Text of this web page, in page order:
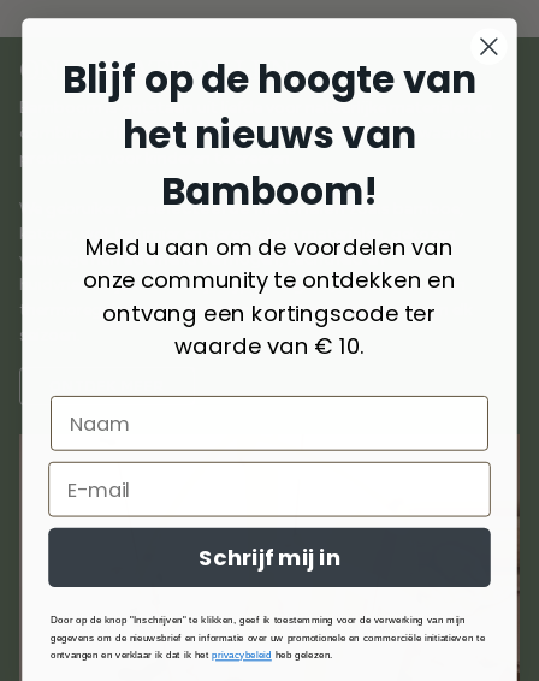
ONZE MATERIALEN
Bamboom is ontstaan uit liefde voor natuurlijke materialen en
combineert
innovatie en duurzaamheidom hoogwaardige
producten voor kinderen te creëren.
We gebruiken geselecteerde materialenzoals bamboe,
katoen, wol, kasjmier en gerecyclede materialen, gekozen
vanwege hun ademend vermogen, zachtheid en
huidvriendelijkheid. Ze zijn hypoallergeen, antibacterieel en
thermoregulerend en bieden comfort en bescherming in elk
seizoen.
Blijf op de hoogte van
het nieuws van
Bamboom!
Meld u aan om de voordelen van
onze community te ontdekken en
ontvang een kortingscode ter
waarde van € 10.
Schrijf mij in
Door op de knop "Inschrijven" te klikken, geef ik toestemming voor de verwerking van mijn
gegevens om de nieuwsbrief en informatie over uw promotionele en commerciële initiatieven te
ontvangen en verklaar ik dat ik hetprivacybeleid heb gelezen.